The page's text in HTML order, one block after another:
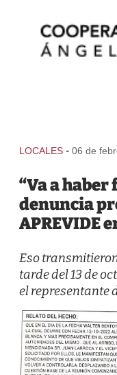
LOCALES - 06 de
“Va a haber
denuncia
APREVIDE
Eso
tarde del 13 de
el representante